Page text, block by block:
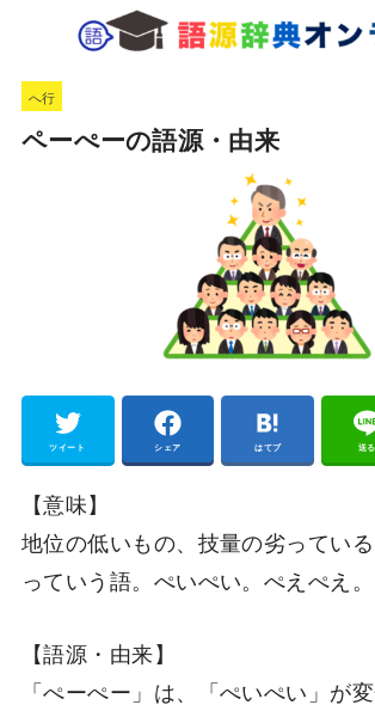
へ行
ペーぺーの語源・由来
ツイート シェア はてブ 送る
【意味】
地位の低いもの、技量の劣ってい
っていう語。ぺいぺい。ぺえぺえ。
【語源・由来】
「ぺーぺー」は、「ぺいぺい」が